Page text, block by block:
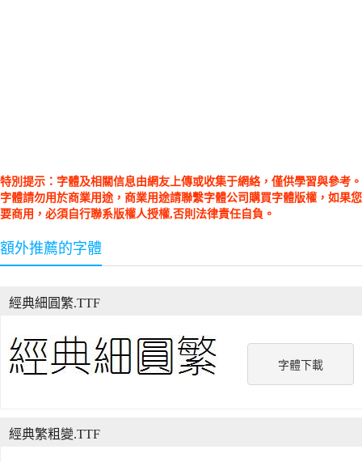
特別提示：字體及相關信息由網友上傳或收集于網絡，僅供學習與參考。
字體請勿用於商業用途，商業用途請聯繫字體公司購買字體版權，如果您
要商用，必須自行聯系版權人授權,否則法律責任自負。
額外推薦的字體
字體下載
經典細圓繁.TTF
經典繁粗變.TTF